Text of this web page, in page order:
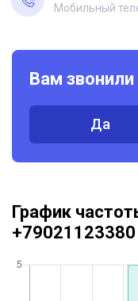
Мобильный
Вам звонили
Да
График
+79021123380